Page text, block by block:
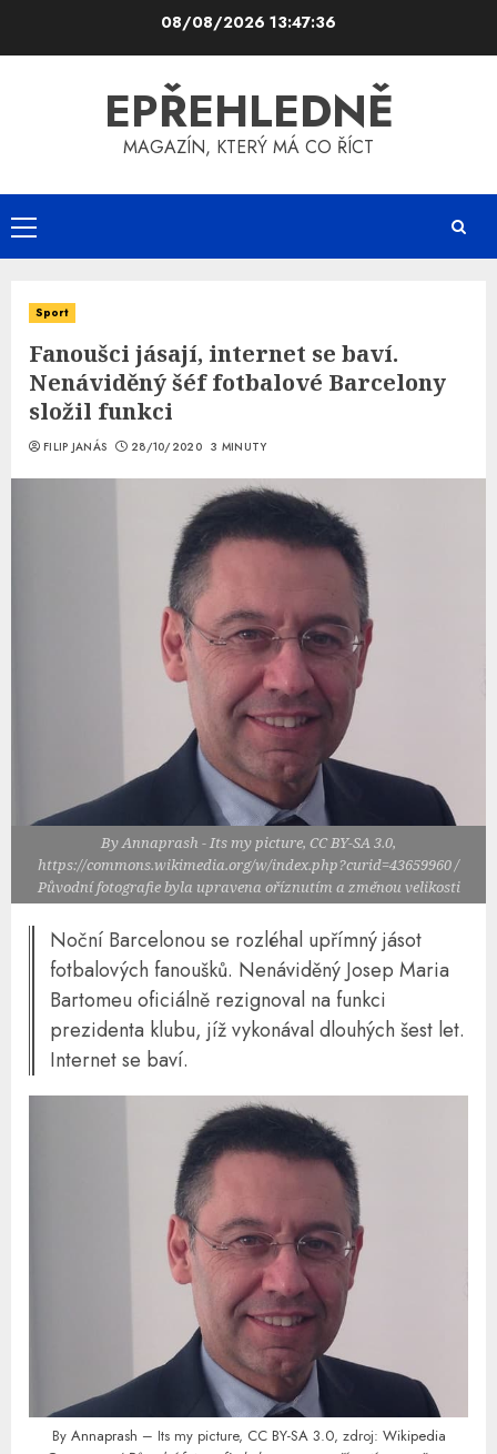
08/08/2026 13:47:36
EPŘEHLEDNĚ
MAGAZÍN, KTERÝ MÁ CO ŘÍCT
Primary
Menu
Sport
Fanoušci jásají, internet se baví.
Nenáviděný šéf fotbalové Barcelony
složil funkci
FILIP JANÁS 28/10/2020 3 MINUTY
By Annaprash - Its my picture, CC BY-SA 3.0,
https://commons.wikimedia.org/w/index.php?curid=43659960 /
Původní fotografie byla upravena oříznutím a změnou velikosti
Noční Barcelonou se rozléhal upřímný jásot
fotbalových fanoušků. Nenáviděný Josep Maria
Bartomeu oficiálně rezignoval na funkci
prezidenta klubu, jíž vykonával dlouhých šest let.
Internet se baví.
By Annaprash – Its my picture, CC BY-SA 3.0, zdroj: Wikipedia